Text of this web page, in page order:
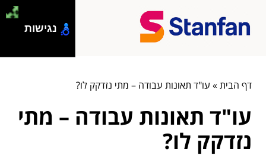
דף הבית» עו"ד תאונות עבודה – מתי נזדקק לו?
עו"ד תאונות עבודה – מתי
נזדקק לו?
נגישות